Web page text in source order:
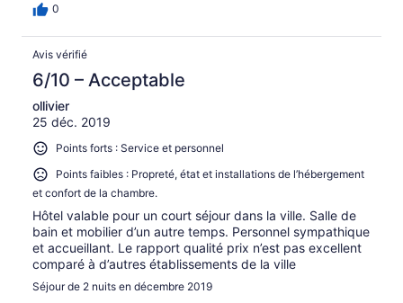
0
Avis vérifié
6/10 – Acceptable
ollivier
25 déc. 2019
Points forts : Service et personnel
Points faibles : Propreté, état et installations de l’hébergement
et confort de la chambre.
Hôtel valable pour un court séjour dans la ville. Salle de
bain et mobilier d’un autre temps. Personnel sympathique
et accueillant. Le rapport qualité prix n’est pas excellent
comparé à d’autres établissements de la ville
Séjour de 2 nuits en décembre 2019